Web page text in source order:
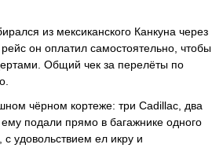
из мексиканского Канкуна через
он оплатил самостоятельно, чтобы
Общий чек за перелёты по
чёрном кортеже: три Cadillac, два
подали прямо в багажнике одного
удовольствием ел икру и